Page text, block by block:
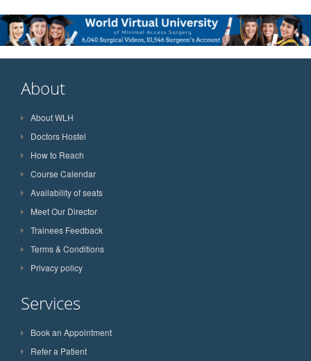
About
About WLH
Doctors Hostel
How to Reach
Course Calendar
Availability of seats
Meet Our Director
Trainees Feedback
Terms & Conditions
Privacy policy
Services
Book an Appointment
Refer a Patient